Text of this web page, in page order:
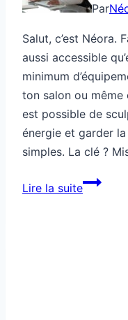
Par
Salut, c’est Néora.
aussi accessible
minimum
ton salon ou
est possible de
énergie et garder
simples. La clé ?
Lire la suiteComment